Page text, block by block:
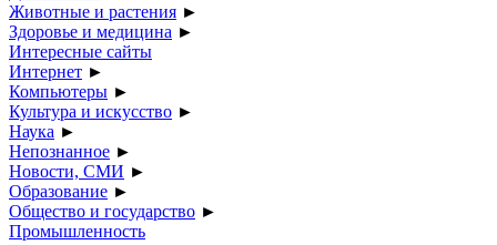
Животные и растения ►
Здоровье и медицина ►
Интересные сайты
Интернет ►
Компьютеры ►
Культура и искусство ►
Наука ►
Непознанное ►
Новости, СМИ ►
Образование ►
Общество и государство ►
Промышленность